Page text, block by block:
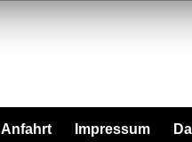
Anfahrt Impressum